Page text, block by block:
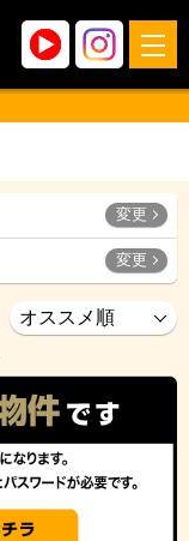
変更
変更